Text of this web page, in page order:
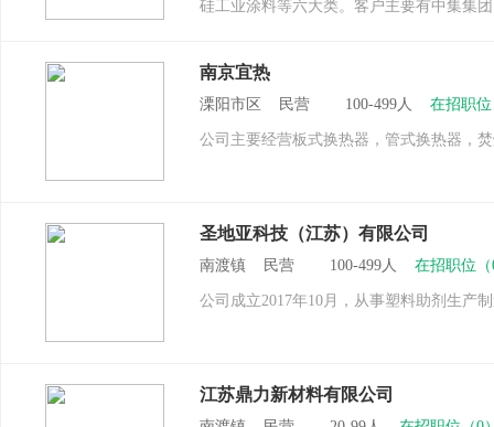
硅工业涂料等六大类。客户主要有中集集
南京宜热
溧阳市区 民营 100-499人 在招职
公司主要经营板式换热器，管式换热器，
圣地亚科技（江苏）有限公司
南渡镇 民营 100-499人 在招职位（
公司成立2017年10月，从事塑料助剂生产
江苏鼎力新材料有限公司